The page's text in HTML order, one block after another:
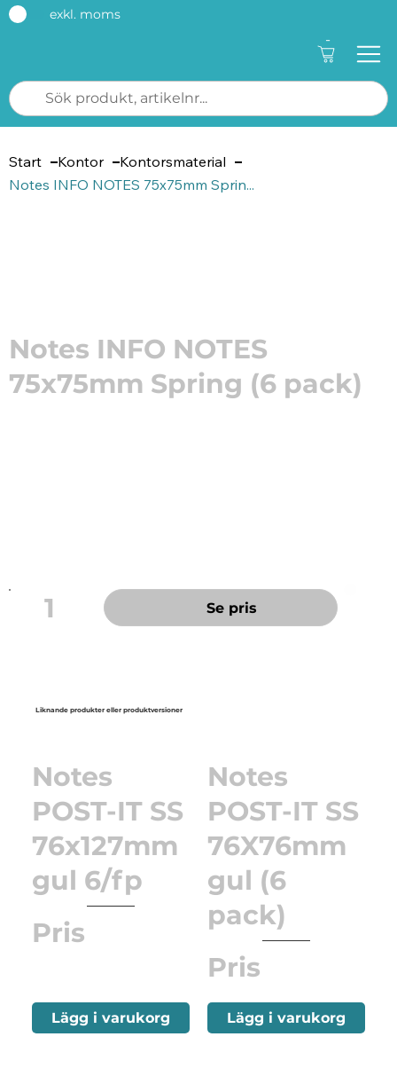
exkl. moms
-
Start Kontor
Kontorsmaterial
Notes INFO NOTES 75x75mm Sprin...
Notes INFO NOTES
75x75mm Spring (6 pack)
1 Se pris
Liknande produkter eller produktversioner
Notes
POST-IT SS
76x127mm
gul 6/fp
Pris
Lägg i varukorg
Notes
POST-IT SS
76X76mm
gul (6
pack)
Pris
Lägg i varukorg